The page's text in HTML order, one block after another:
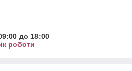
до 18:00
роботи